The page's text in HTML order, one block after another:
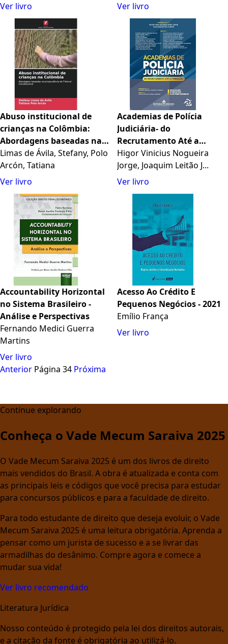
Ver livro
Ver livro
Abuso institucional de
crianças na Colômbia:
Abordagens baseadas na
jurisprudência do Tribunal
Constitucional
Limas de Ávila, Stefany, Polo
Arcón, Tatiana
Ver livro
Academias de Polícia
Judiciária- do
Recrutamento Até a
Formação
Higor Vinicius Nogueira
Jorge, Joaquim Leitão J...
Ver livro
Accountability Horizontal
no Sistema Brasileiro -
Análise e Perspectivas
Fernando Medici Guerra
Martins
Ver livro
Acesso Ao Crédito E
Pequenos Negócios - 2021
Emílio França
Ver livro
Anterior Página 34 Próxima
Continue explorando
Conheça o Vade Mecum Saraiva 2025
O Vade Mecum Saraiva 2025 é um dos livros de direito
mais vendidos do Brasil. A obra é atualizada e conta com
as principais leis e códigos que você precisa para estudar
para concursos públicos e para a faculdade de direito.
Para todo estudante de direito que deseja evoluir, o Vade
Mecum Saraiva 2025 é uma leitura obrigatória. Aprenda a
pensar como um jurista de sucesso e a se livrar das
armadilhas do desânimo. Compre agora e comece a
mudar sua vida!
Ver livro recomendado
Literatura Jurídica
Nosso conteúdo é protegido pela lei dos direitos autorais,
e a citação da fonte é obrigatória ao utilizá-lo.